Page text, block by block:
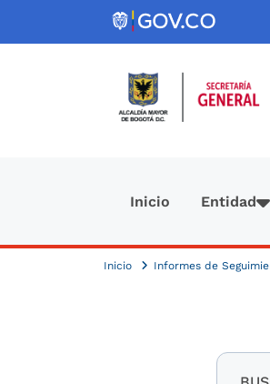
Pasar al contenido principal
Inicio Entidad
Inicio Informes de